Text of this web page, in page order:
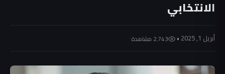
الانتخابي
أبريل 1, 2025 • 2٬743 مشاهدة